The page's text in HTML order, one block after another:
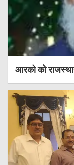
आरको को